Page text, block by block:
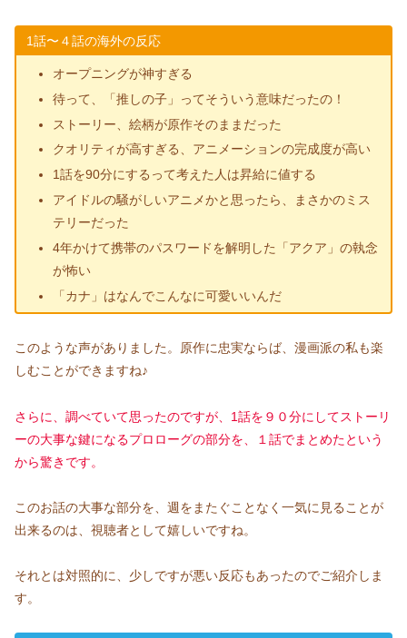
1話〜４話の海外の反応
オープニングが神すぎる
待って、「推しの子」ってそういう意味だったの！
ストーリー、絵柄が原作そのままだった
クオリティが高すぎる、アニメーションの完成度が高い
1話を90分にするって考えた人は昇給に値する
アイドルの騒がしいアニメかと思ったら、まさかのミス
テリーだった
4年かけて携帯のパスワードを解明した「アクア」の執念
が怖い
「カナ」はなんでこんなに可愛いいんだ
このような声がありました。原作に忠実ならば、漫画派の私も楽
しむことができますね♪
さらに、調べていて思ったのですが、1話を９０分にしてストーリ
ーの大事な鍵になるプロローグの部分を、１話でまとめたという
から驚きです。
このお話の大事な部分を、週をまたぐことなく一気に見ることが
出来るのは、視聴者として嬉しいですね。
それとは対照的に、少しですが悪い反応もあったのでご紹介しま
す。